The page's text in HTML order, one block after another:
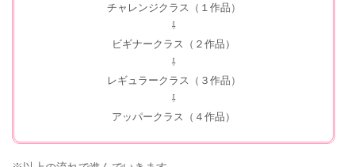
チャレンジクラス（１作品）
⇩
ビギナークラス（２作品）
⇩
レギュラークラス（３作品）
⇩
アッパークラス（４作品）